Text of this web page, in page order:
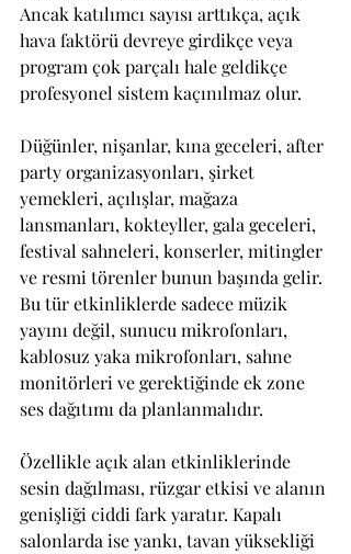
Ancak katılımcı sayısı arttıkça, açık
hava faktörü devreye girdikçe veya
program çok parçalı hale geldikçe
profesyonel sistem kaçınılmaz olur.
Düğünler, nişanlar, kına geceleri, after
party organizasyonları, şirket
yemekleri, açılışlar, mağaza
lansmanları, kokteyller, gala geceleri,
festival sahneleri, konserler, mitingler
ve resmi törenler bunun başında gelir.
Bu tür etkinliklerde sadece müzik
yayını değil, sunucu mikrofonları,
kablosuz yaka mikrofonları, sahne
monitörleri ve gerektiğinde ek zone
ses dağıtımı da planlanmalıdır.
Özellikle açık alan etkinliklerinde
sesin dağılması, rüzgar etkisi ve alanın
genişliği ciddi fark yaratır. Kapalı
salonlarda ise yankı, tavan yüksekliği